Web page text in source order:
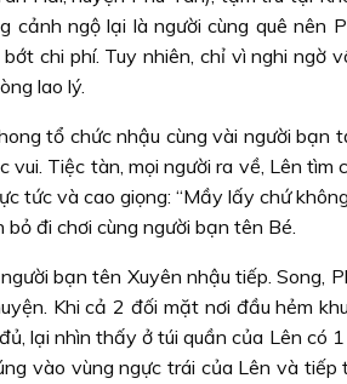
cảnh ngộ lại là người cùng quê nên
chi phí. Tuy nhiên, chỉ vì nghi ngờ
lao lý.
tổ chức nhậu cùng vài người bạn
Tiệc tàn, mọi người ra về, Lên tìm
tức và cao giọng: “Mầy lấy chứ
đi chơi cùng người bạn tên Bé.
bạn tên Xuyên nhậu tiếp. Song,
Khi cả 2 đối mặt nơi đầu hẻm
lại nhìn thấy ở túi quần của Lên có
vào vùng ngực trái của Lên và tiếp